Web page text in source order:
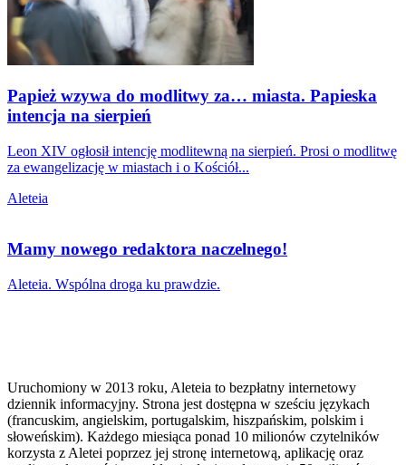
Papież wzywa do modlitwy za… miasta. Papieska
intencja na sierpień
Leon XIV ogłosił intencję modlitewną na sierpień. Prosi o modlitwę
za ewangelizację w miastach i o Kościół...
Aleteia
Mamy nowego redaktora naczelnego!
Aleteia. Wspólna droga ku prawdzie.
Uruchomiony w 2013 roku, Aleteia to bezpłatny internetowy
dziennik informacyjny. Strona jest dostępna w sześciu językach
(francuskim, angielskim, portugalskim, hiszpańskim, polskim i
słoweńskim). Każdego miesiąca ponad 10 milionów czytelników
korzysta z Aletei poprzez jej stronę internetową, aplikację oraz